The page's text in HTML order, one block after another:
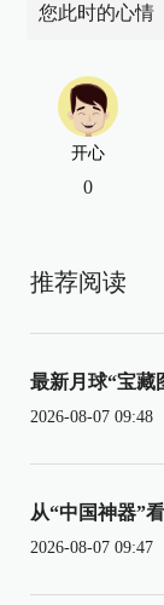
您此时的心情
开心
0
推荐阅读
最新月球“宝藏
2026-08-07 09:48
从“中国神器”
2026-08-07 09:47